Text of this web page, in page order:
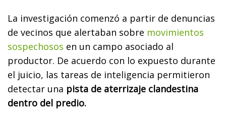
La investigación comenzó a partir de denuncias
de vecinos que alertaban sobre movimientos
sospechosos en un campo asociado al
productor. De acuerdo con lo expuesto durante
el juicio, las tareas de inteligencia permitieron
detectar una pista de aterrizaje clandestina
dentro del predio.